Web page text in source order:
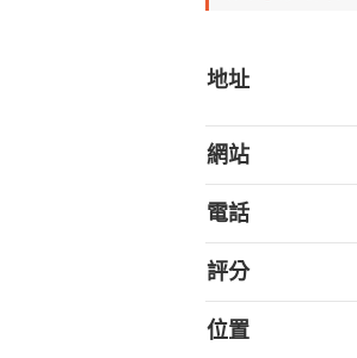
地址
網站
電話
評分
位置